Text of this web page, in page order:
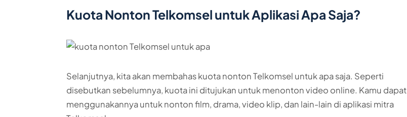
Kuota Nonton Telkomsel untuk Aplikasi Apa Saja?
Selanjutnya, kita akan membahas kuota nonton Telkomsel untuk apa saja. Seperti
disebutkan sebelumnya, kuota ini ditujukan untuk menonton video online. Kamu dapat
menggunakannya untuk nonton film, drama, video klip, dan lain-lain di aplikasi mitra